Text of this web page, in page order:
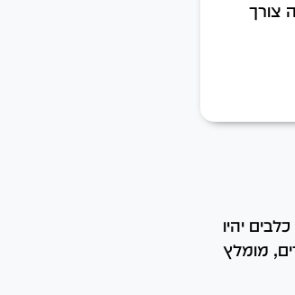
צורך
יהיו
מומלץ